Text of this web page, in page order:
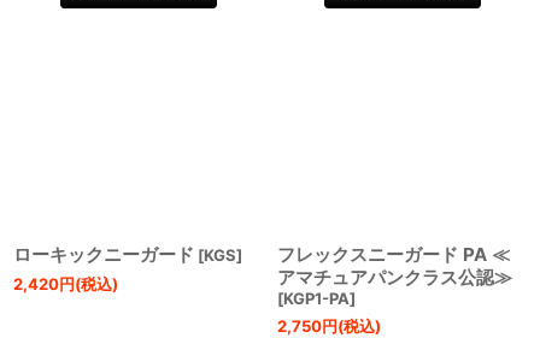
ローキックニーガード [KGS]
2,420円(税込)
フレックスニーガード PA ≪
アマチュアパンクラス公認≫
[KGP1-PA]
2,750円(税込)